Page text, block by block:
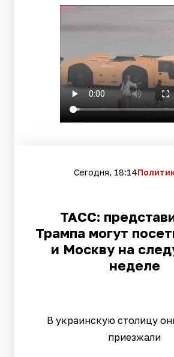
Сегодня, 18:14
ТАСС:
Трампа могут
и Москву на
неделе
В украинскую столицу
приезжали